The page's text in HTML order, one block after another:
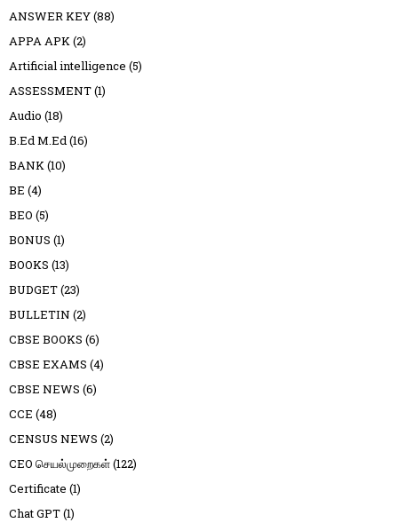
ANSWER KEY(88)
APPA APK(2)
Artificial intelligence (5)
ASSESSMENT(1)
Audio (18)
B.Ed M.Ed(16)
BANK(10)
BE (4)
BEO (5)
BONUS (1)
BOOKS (13)
BUDGET(23)
BULLETIN (2)
CBSE BOOKS (6)
CBSE EXAMS (4)
CBSE NEWS (6)
CCE (48)
CENSUS NEWS (2)
CEO செயல்முறைகள்(122)
Certificate (1)
Chat GPT(1)